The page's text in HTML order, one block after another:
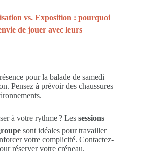
vs. Exposition : pourquoi
de jouer avec leurs
pour la balade de samedi
Pensez à prévoir des chaussures
à votre rythme ? Les sessions
sont idéales pour travailler
votre complicité. Contactez-
réserver votre créneau.